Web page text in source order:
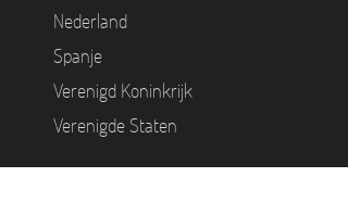
Nederland
Spanje
Verenigd Koninkrijk
Verenigde Staten